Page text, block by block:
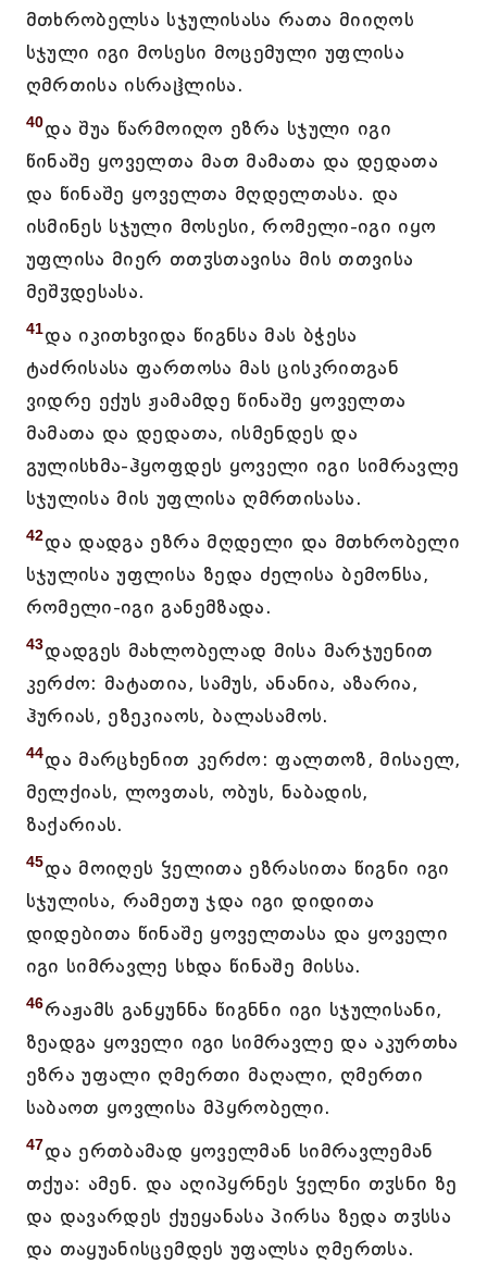
მთხრობელსა სჯულისასა რათა მიიღოს
სჯული იგი მოსესი მოცემული უფლისა
ღმრთისა ისრაჱლისა.
40და შუა წარმოიღო ეზრა სჯული იგი
წინაშე ყოველთა მათ მამათა და დედათა
და წინაშე ყოველთა მღდელთასა. და
ისმინეს სჯული მოსესი, რომელი-იგი იყო
უფლისა მიერ თთჳსთავისა მის თთვისა
მეშჳდესასა.
41და იკითხვიდა წიგნსა მას ბჭესა
ტაძრისასა ფართოსა მას ცისკრითგან
ვიდრე ექუს ჟამამდე წინაშე ყოველთა
მამათა და დედათა, ისმენდეს და
გულისხმა-ჰყოფდეს ყოველი იგი სიმრავლე
სჯულისა მის უფლისა ღმრთისასა.
42და დადგა ეზრა მღდელი და მთხრობელი
სჯულისა უფლისა ზედა ძელისა ბემონსა,
რომელი-იგი განემზადა.
43დადგეს მახლობელად მისა მარჯუენით
კერძო: მატათია, სამუს, ანანია, აზარია,
ჰურიას, ეზეკიაოს, ბალასამოს.
44და მარცხენით კერძო: ფალთოზ, მისაელ,
მელქიას, ლოვთას, ობუს, ნაბადის,
ზაქარიას.
45და მოიღეს ჴელითა ეზრასითა წიგნი იგი
სჯულისა, რამეთუ ჯდა იგი დიდითა
დიდებითა წინაშე ყოველთასა და ყოველი
იგი სიმრავლე სხდა წინაშე მისსა.
46რაჟამს განყუნნა წიგნნი იგი სჯულისანი,
ზეადგა ყოველი იგი სიმრავლე და აკურთხა
ეზრა უფალი ღმერთი მაღალი, ღმერთი
საბაოთ ყოვლისა მპყრობელი.
47და ერთბამად ყოველმან სიმრავლემან
თქუა: ამენ. და აღიპყრნეს ჴელნი თჳსნი ზე
და დავარდეს ქუეყანასა პირსა ზედა თჳსსა
და თაყუანისცემდეს უფალსა ღმერთსა.